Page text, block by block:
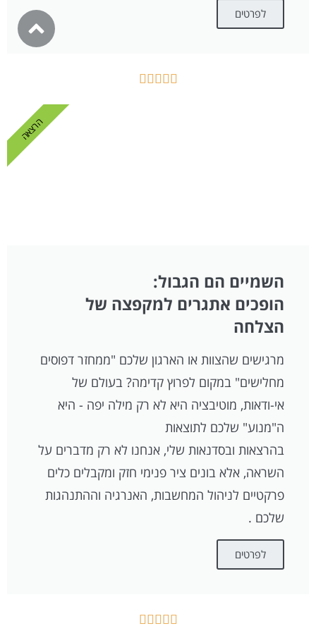
לפרטים





השמיים הם הגבול:
הופכים אתגרים למקפצה של
הצלחה
מרגישים שהצוות או הארגון שלכם "ממחזר דפוסים
מחלישים" במקום לפרוץ קדימה? בעולם של
אי-ודאות, מוטיבציה היא לא רק מילה יפה - היא
ה"מנוע" שלכם לתוצאות
בהרצאות ובסדנאות שלי, אנחנו לא רק מדברים על
השראה, אלא בונים ציר פנימי חזק ומקבלים כלים
פרקטיים לניהול המחשבות, האנרגיה וההתנהגות
שלכם .
לפרטים
הרצאה




